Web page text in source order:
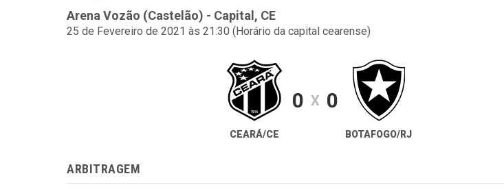
Arena Vozão (Castelão) - Capital, CE
25 de Fevereiro de 2021 às 21:30 (Horário da capital cearense)
CEARÁ/CE
0 X 0
BOTAFOGO/RJ
ARBITRAGEM